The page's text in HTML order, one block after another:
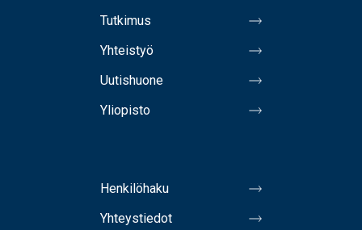
Tutkimus
Yhteistyö
Uutishuone
Yliopisto
Henkilöhaku
Yhteystiedot